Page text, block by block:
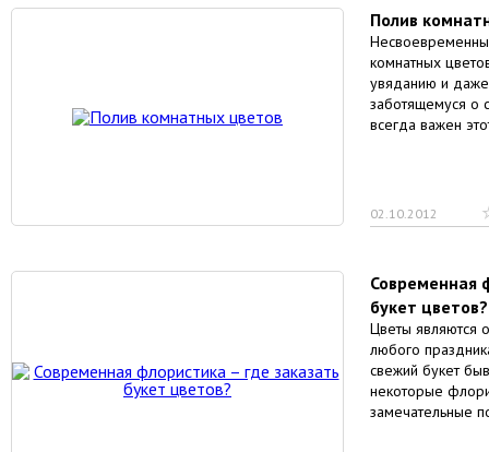
Полив
комнатных
увяданию и
заботящемуся о
всегда важен
02.10.2012
Современная
букет цветов?
Цветы являются
любого
свежий букет
некоторые
замечательные